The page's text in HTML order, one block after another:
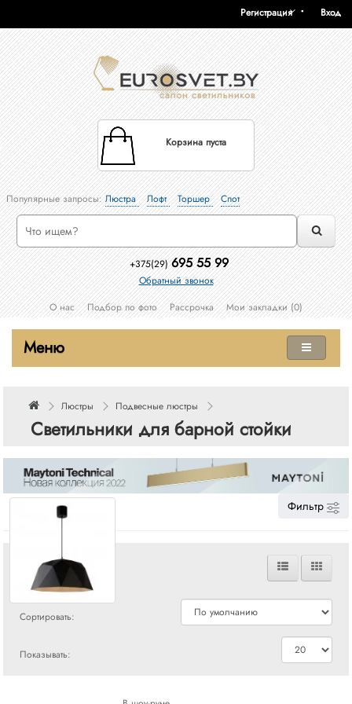
Вход
Регистрация
Корзина пуста
Популярные запросы:Люстра Лофт Торшер Спот
+375(29) 695 55 99
Обратный звонок
О нас
Подбор по фото Рассрочка Мои закладки (0)
Меню
Люстры Подвесные люстры
Светильники для барной стойки
Фильтр
Сравнения
Сортировать:
Показывать: